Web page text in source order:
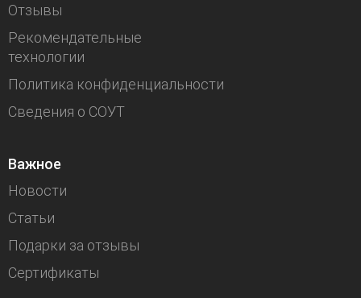
Отзывы
Рекомендательные
технологии
Политика конфиденциальности
Сведения о СОУТ
Важное
Новости
Статьи
Подарки за отзывы
Сертификаты